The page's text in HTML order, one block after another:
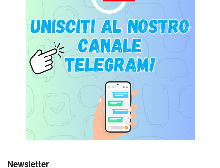
Newsletter